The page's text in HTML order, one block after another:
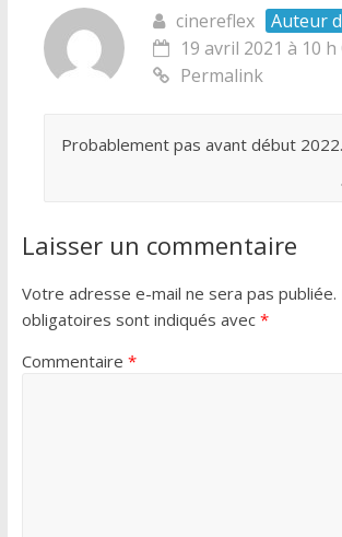
cinereflex
Auteur
19 avril 2021 à 10 h
Permalink
Probablement pas avant début
Laisser un commentaire
Votre adresse e-mail ne sera pas publiée.
obligatoires sont indiqués avec *
Commentaire *